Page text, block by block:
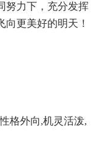
努力下，充分发挥
更美好的明天！
格外向,机灵活泼,